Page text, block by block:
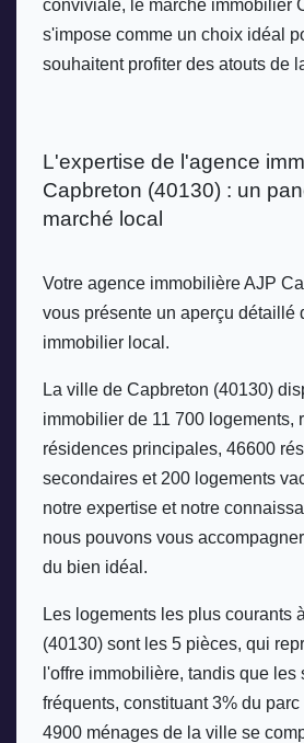
conviviale, le marché immobilier
s'impose comme un choix idéal
souhaitent profiter des atouts de
L'expertise de l'agence
Capbreton (40130) : un
marché local
Votre agence immobilière AJP
vous présente un aperçu détaillé
immobilier local.
La ville de Capbreton (40130)
immobilier de 11 700 logements,
résidences principales, 46600
secondaires et 200 logements
notre expertise et notre
nous pouvons vous
du bien idéal.
Les logements les plus courants
(40130) sont les 5 pièces, qui
l'offre immobilière, tandis que les
fréquents, constituant 3% du
4900 ménages de la ville se